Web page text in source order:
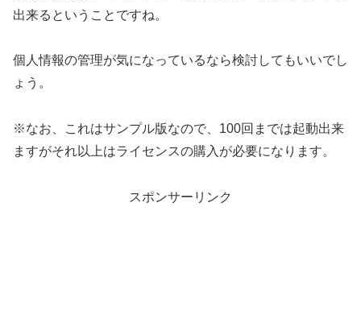
出来るということですね。
個人情報の管理が気になっているなら検討してもいいでし
ょう。
※なお、これはサンプル版なので、100回までは起動出来
ますがそれ以上はライセンスの購入が必要になります。
スポンサーリンク